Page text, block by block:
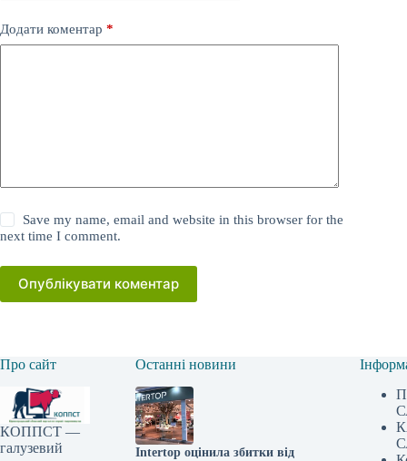
Додати коментар *
Save my name, email and website in this browser for the
next time I comment.
Опублікувати коментар
Про сайт
КОППСТ —
галузевий
Останні новини
Intertop оцінила збитки від